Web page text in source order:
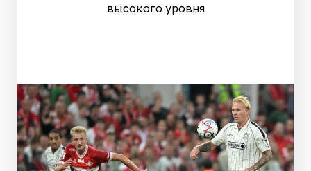
высокого уровня